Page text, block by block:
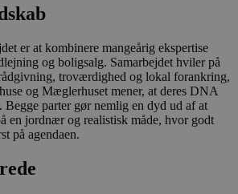
er at kombinere mangeårig ekspertise
og boligsalg. Samarbejdet hviler på
troværdighed og lokal forankring,
og Mæglerhuset mener, at deres DNA
Begge parter gør nemlig en dyd ud af at
en jordnær og realistisk måde, hvor godt
på agendaen.